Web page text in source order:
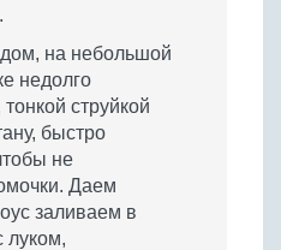
на небольшой
недолго
струйкой
быстро
не
Даем
заливаем в
луком,